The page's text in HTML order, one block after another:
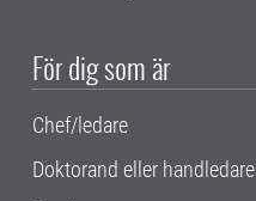
För dig som är
Chef/ledare
Doktorand eller handledare